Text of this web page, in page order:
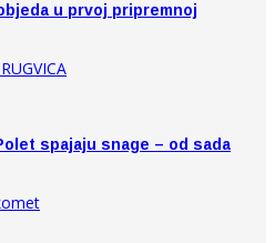
u prvoj pripremnoj
spajaju snage – od sada